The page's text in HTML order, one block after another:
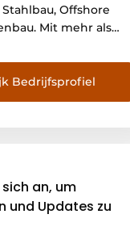
Offshore
Mit mehr als
in den
und Belgien und
Projekten haben
Wachstum
von ASK
DNA: Wissen,
Qualität. Wir sehen
Bedrijfsprofiel
an, um
und Updates zu